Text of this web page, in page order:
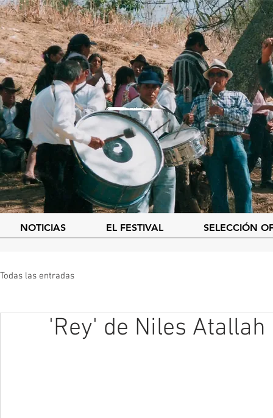
NOTICIAS EL FESTIVAL SELECCIÓN
Todas las entradas
'Rey' de Niles Atallah